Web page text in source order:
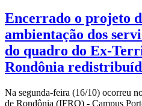
Encerrado o projeto
ambientação dos
do quadro do Ex-
Rondônia
Na segunda-feira (16/10) ocorreu
de Rondônia (IFRO) - Campus